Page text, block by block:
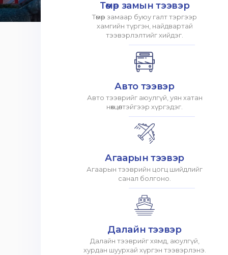
Төмөр замын тээвэр
Төмөр замаар буюу галт тэргээр
хамгийн түргэн, найдвартай
тээвэрлэлтийг хийдэг.
Авто тээвэр
Авто тээврийг аюулгүй, уян хатан
нөхцөлтэйгээр хүргэдэг.
Агаарын тээвэр
Агаарын тээврийн цогц шийдлийг
санал болгоно.
Далайн тээвэр
Далайн тээврийг хямд, аюулгүй,
хурдан шуурхай хүргэн тээвэрлэнэ.